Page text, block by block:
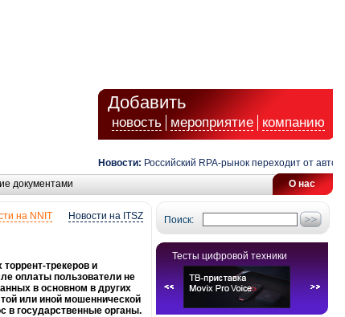
Добавить
новость мероприятие компанию
Новости: Российский RPA-рынок переходит от
О нас
документами
Поиск:
Тесты цифровой техники
Новости на ITSZ
на NNIT
трекеров и
оплаты пользователи не
в основном в других
или иной мошеннической
в государственные органы.